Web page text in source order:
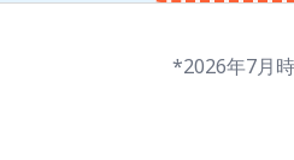
*2026年7月